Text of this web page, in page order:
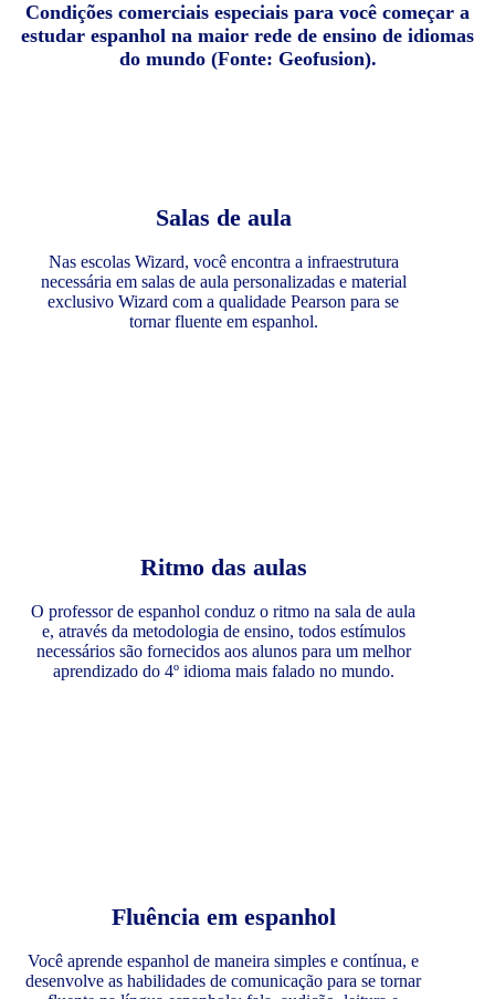
Condições comerciais especiais para você começar a
estudar espanhol na maior rede de ensino de idiomas
do mundo (Fonte: Geofusion).
Salas de aula
Nas escolas Wizard, você encontra a infraestrutura
necessária em salas de aula personalizadas e material
exclusivo Wizard com a qualidade Pearson para se
tornar fluente em espanhol.
Ritmo das aulas
O professor de espanhol conduz o ritmo na sala de aula
e, através da metodologia de ensino, todos estímulos
necessários são fornecidos aos alunos para um melhor
aprendizado do 4º idioma mais falado no mundo.
Fluência em espanhol
Você aprende espanhol de maneira simples e contínua, e
desenvolve as habilidades de comunicação para se tornar